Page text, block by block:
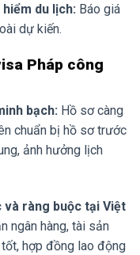
du lịch: Báo giá
dự kiến.
Pháp công
bạch: Hồ sơ càng
chuẩn bị hồ sơ trước
ảnh hưởng lịch
và ràng buộc tại Việt
ngân hàng, tài sản
hợp đồng lao động